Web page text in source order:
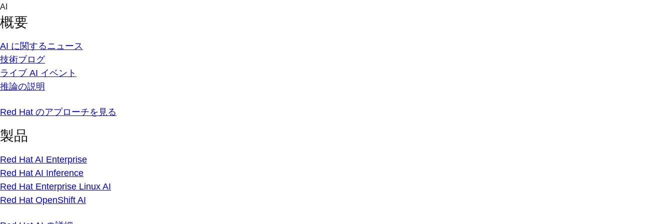
Skip
content
AI
概要
AI に関するニュース
技術ブログ
ライブ AI イベント
推論の説明
Red Hat のアプローチを見る
製品
Red Hat AI Enterprise
Red Hat AI Inference
Red Hat Enterprise Linux AI
Red Hat OpenShift AI